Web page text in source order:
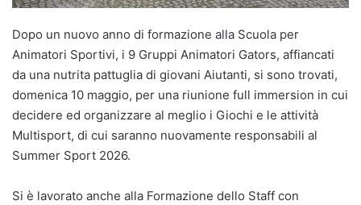
Dopo un nuovo anno di formazione alla Scuola per
Animatori Sportivi, i 9 Gruppi Animatori Gators, affiancati
da una nutrita pattuglia di giovani Aiutanti, si sono trovati,
domenica 10 maggio, per una riunione full immersion in cui
decidere ed organizzare al meglio i Giochi e le attività
Multisport, di cui saranno nuovamente responsabili al
Summer Sport 2026.
Si è lavorato anche alla Formazione dello Staff con